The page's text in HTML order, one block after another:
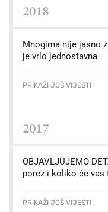
2018
Mnogima nije jasno
je vrlo jednostavna
PRIKAŽI JOŠ VIJESTI
2017
OBJAVLJUJEMO
porez i koliko će
PRIKAŽI JOŠ VIJESTI